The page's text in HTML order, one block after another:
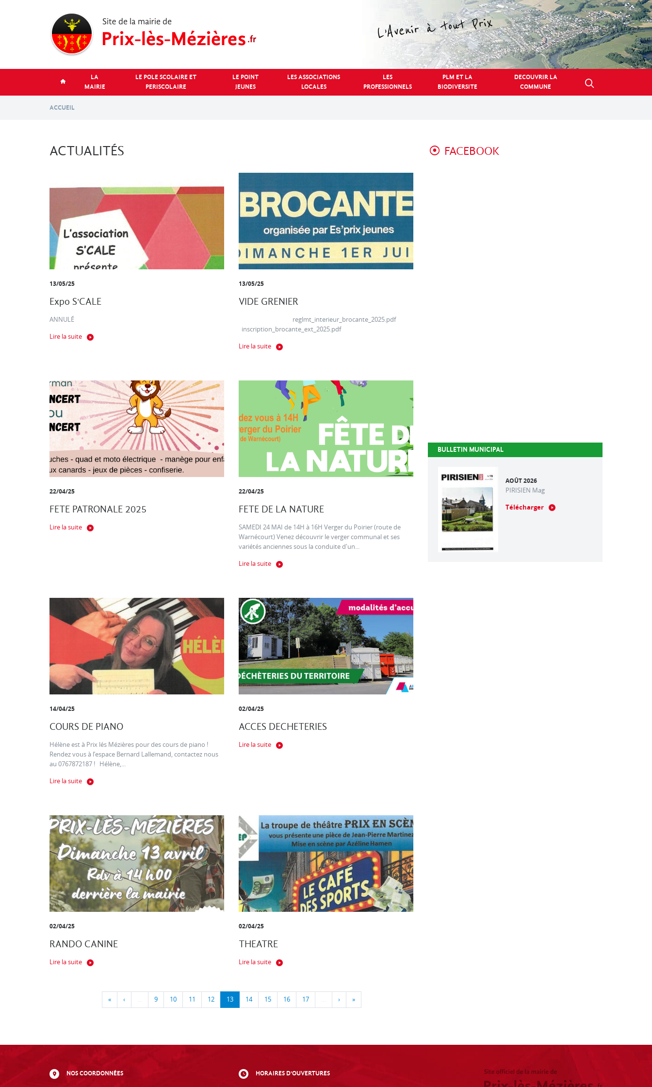
LA
MAIRIE
LE POLE SCOLAIRE ET
PERISCOLAIRE
LE POINT
JEUNES
LES ASSOCIATIONS
LOCALES
LES
PROFESSIONNELS
PLM ET LA
BIODIVERSITE
DECOUVRIR LA
COMMUNE
ACCUEIL
ACTUALITÉS
13/05/25
Expo S'CALE
ANNULÉ
Lire la suite
13/05/25
VIDE GRENIER
reglmt_interieur_brocante_2025.pdf
inscription_brocante_ext_2025.pdf
Lire la suite
22/04/25
FETE PATRONALE 2025
Lire la suite
22/04/25
FETE DE LA NATURE
SAMEDI 24 MAI de 14H à 16H Verger du Poirier (route de
Warnécourt) Venez découvrir le verger communal et ses
variétés anciennes sous la conduite d'un...
Lire la suite
14/04/25
COURS DE PIANO
Hélène est à Prix lés Mézières pour des cours de piano !
Rendez vous à l’espace Bernard Lallemand, contactez nous
au 0767872187 ! Hélène,...
Lire la suite
02/04/25
ACCES DECHETERIES
Lire la suite
02/04/25
RANDO CANINE
Lire la suite
02/04/25
THEATRE
Lire la suite
« ‹ … 9 10 11 12 13 14 15 16 17 … › »
FACEBOOK
BULLETIN MUNICIPAL
AOÛT 2026
PIRISIEN Mag
Télécharger
NOS COORDONNÉES HORAIRES D'OUVERTURES